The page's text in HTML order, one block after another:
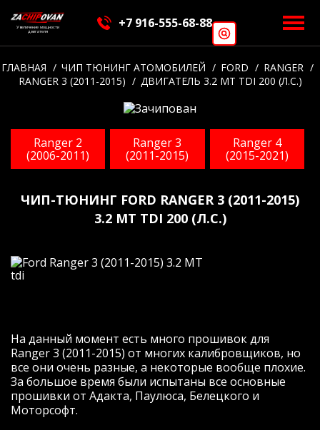
Увеличение мощности
двигателя
+7 916-555-68-88
ГЛАВНАЯ ЧИП ТЮНИНГ АТОМОБИЛЕЙ FORD
RANGER
RANGER 3 (2011-2015)
ДВИГАТЕЛЬ 3.2 МТ TDI 200 (Л.С.)
Ranger 2
(2006-2011)
Ranger 3
(2011-2015)
Ranger 4
(2015-2021)
ЧИП-ТЮНИНГ FORD RANGER 3 (2011-2015)
3.2 МТ TDI 200 (Л.С.)
На данный момент есть много прошивок для
Ranger 3 (2011-2015) от многих калибровщиков, но
все они очень разные, а некоторые вообще плохие.
За большое время были испытаны все основные
прошивки от Адакта, Паулюса, Белецкого и
Моторсофт.
ПОИСК